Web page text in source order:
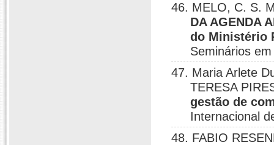
46. MELO, C. S.
DA AGENDA
do Ministério
Seminários
47. Maria Arlete
TERESA
gestão de
Internacional
48. FABIO